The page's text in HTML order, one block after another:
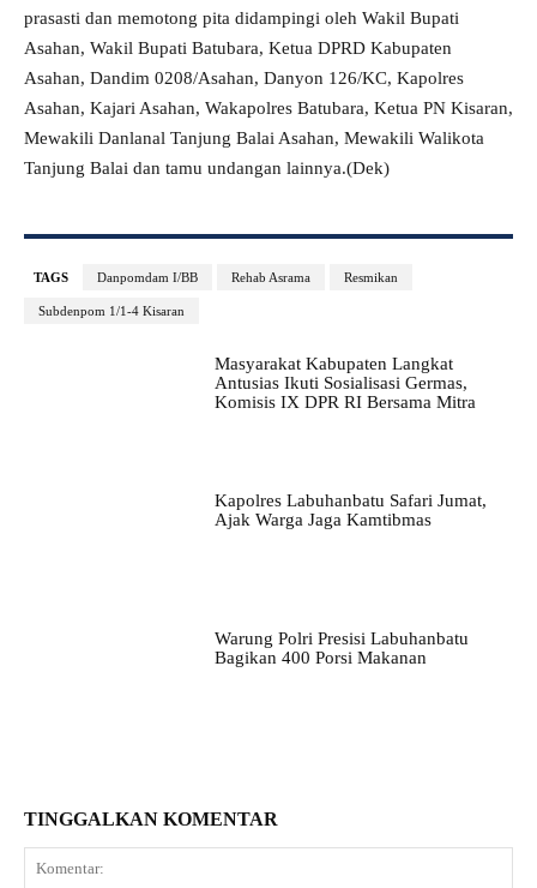
prasasti dan memotong pita didampingi oleh Wakil Bupati
Asahan, Wakil Bupati Batubara, Ketua DPRD Kabupaten
Asahan, Dandim 0208/Asahan, Danyon 126/KC, Kapolres
Asahan, Kajari Asahan, Wakapolres Batubara, Ketua PN Kisaran,
Mewakili Danlanal Tanjung Balai Asahan, Mewakili Walikota
Tanjung Balai dan tamu undangan lainnya.(Dek)
TAGS Danpomdam I/BB Rehab Asrama Resmikan
Subdenpom 1/1-4 Kisaran
Masyarakat Kabupaten Langkat
Antusias Ikuti Sosialisasi Germas,
Komisis IX DPR RI Bersama Mitra
Kapolres Labuhanbatu Safari Jumat,
Ajak Warga Jaga Kamtibmas
Warung Polri Presisi Labuhanbatu
Bagikan 400 Porsi Makanan
TINGGALKAN KOMENTAR